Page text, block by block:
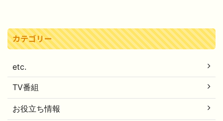
カテゴリー
etc.
TV番組
お役立ち情報